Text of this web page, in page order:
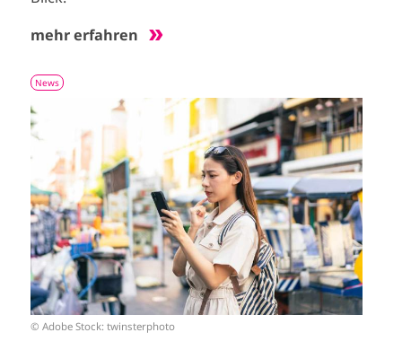
mehr erfahren
News
I
m
a
© Adobe Stock: twinsterphoto